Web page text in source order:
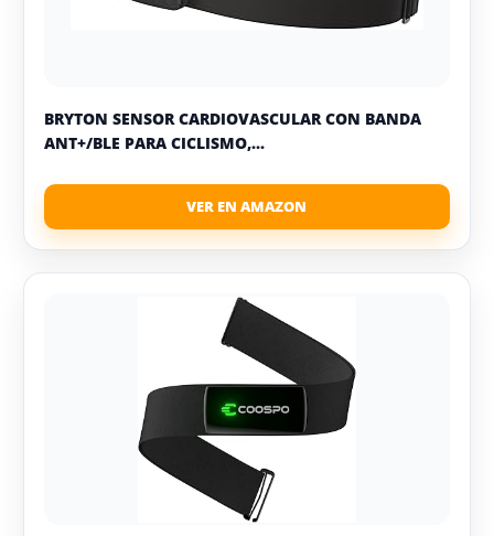
BRYTON SENSOR CARDIOVASCULAR CON BANDA
ANT+/BLE PARA CICLISMO,...